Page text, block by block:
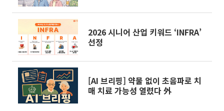
2026 시니어 산업 키워드 ‘INFRA’
선정
[AI 브리핑] 약물 없이 초음파로 치
매 치료 가능성 열렸다 外